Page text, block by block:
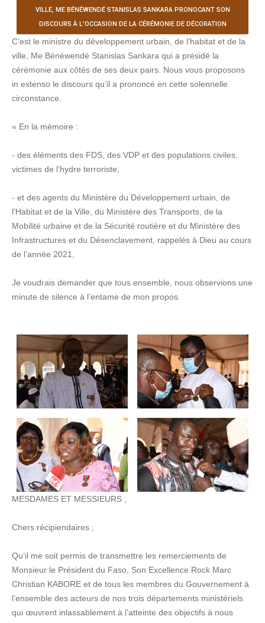
VILLE, ME BÉNÉWENDÉ STANISLAS SANKARA PRONOCANT SON
DISCOURS À L'OCCASION DE LA CÉRÉMONIE DE DÉCORATION
C’est le ministre du développement urbain, de l’habitat et de la
ville, Me Bénéwendé Stanislas Sankara qui a présidé la
cérémonie aux côtés de ses deux pairs. Nous vous proposons
in extenso le discours qu’il a prononcé en cette solennelle
circonstance.
« En la mémoire :
- des éléments des FDS, des VDP et des populations civiles,
victimes de l’hydre terroriste,
- et des agents du Ministère du Développement urbain, de
l’Habitat et de la Ville, du Ministère des Transports, de la
Mobilité urbaine et de la Sécurité routière et du Ministère des
Infrastructures et du Désenclavement, rappelés à Dieu au cours
de l’année 2021,
Je voudrais demander que tous ensemble, nous observions une
minute de silence à l’entame de mon propos.
MESDAMES ET MESSIEURS ;
Chers récipiendaires ;
Qu’il me soit permis de transmettre les remerciements de
Monsieur le Président du Faso, Son Excellence Rock Marc
Christian KABORE et de tous les membres du Gouvernement à
l’ensemble des acteurs de nos trois départements ministériels
qui œuvrent inlassablement à l’atteinte des objectifs à nous